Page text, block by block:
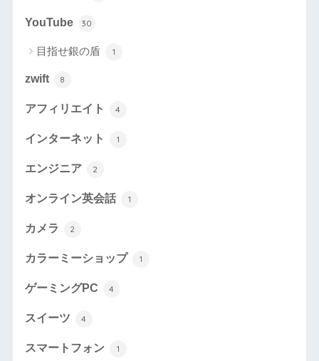
YouTube 30
目指せ銀の盾 1
zwift 8
アフィリエイト 4
インターネット 1
エンジニア 2
オンライン英会話 1
カメラ 2
カラーミーショップ 1
ゲーミングPC 4
スイーツ 4
スマートフォン 1